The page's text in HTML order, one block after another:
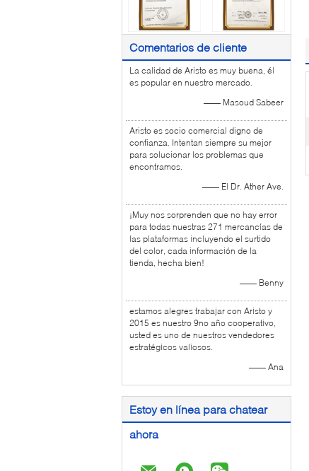
Comentarios de cliente
La calidad de Aristo es muy buena, él
es popular en nuestro mercado.
—— Masoud Sabeer
Aristo es socio comercial digno de
confianza. Intentan siempre su mejor
para solucionar los problemas que
encontramos.
—— El Dr. Ather Ave.
¡Muy nos sorprenden que no hay error
para todas nuestras 271 mercancías de
las plataformas incluyendo el surtido
del color, cada información de la
tienda, hecha bien!
—— Benny
estamos alegres trabajar con Aristo y
2015 es nuestro 9no año cooperativo,
usted es uno de nuestros vendedores
estratégicos valiosos.
—— Ana
Estoy en línea para chatear
ahora